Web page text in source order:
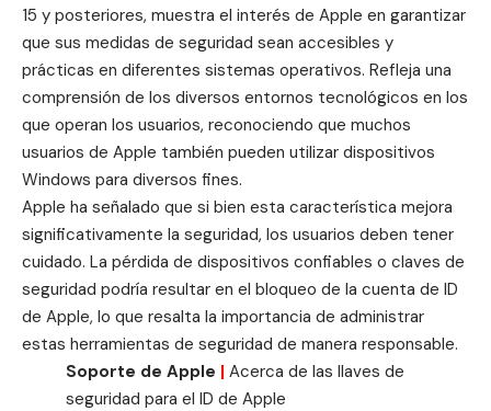
15 y posteriores, muestra el interés de Apple en garantizar
que sus medidas de seguridad sean accesibles y
prácticas en diferentes sistemas operativos. Refleja una
comprensión de los diversos entornos tecnológicos en los
que operan los usuarios, reconociendo que muchos
usuarios de Apple también pueden utilizar dispositivos
Windows para diversos fines.
Apple ha señalado que si bien esta característica mejora
significativamente la seguridad, los usuarios deben tener
cuidado. La pérdida de dispositivos confiables o claves de
seguridad podría resultar en el bloqueo de la cuenta de ID
de Apple, lo que resalta la importancia de administrar
estas herramientas de seguridad de manera responsable.
Soporte de Apple | Acerca de las llaves de
seguridad para el ID de Apple